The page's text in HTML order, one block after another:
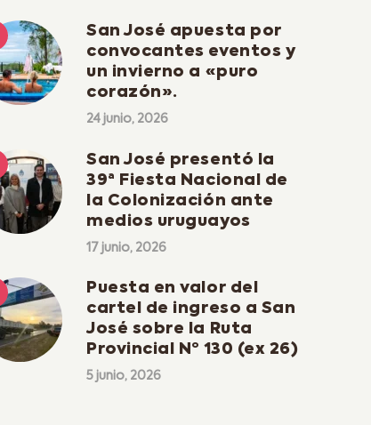
San José apuesta por
convocantes eventos y
un invierno a «puro
corazón».
24 junio, 2026
San José presentó la
39ª Fiesta Nacional de
la Colonización ante
medios uruguayos
17 junio, 2026
Puesta en valor del
cartel de ingreso a San
José sobre la Ruta
Provincial Nº 130 (ex 26)
5 junio, 2026